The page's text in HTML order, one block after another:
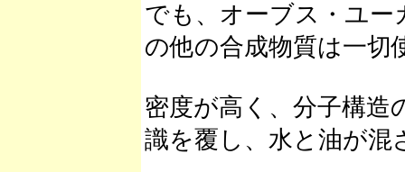
でも、オーブス・ユー
の他の合成物質は一切
密度が高く、分子構造
識を覆し、水と油が混